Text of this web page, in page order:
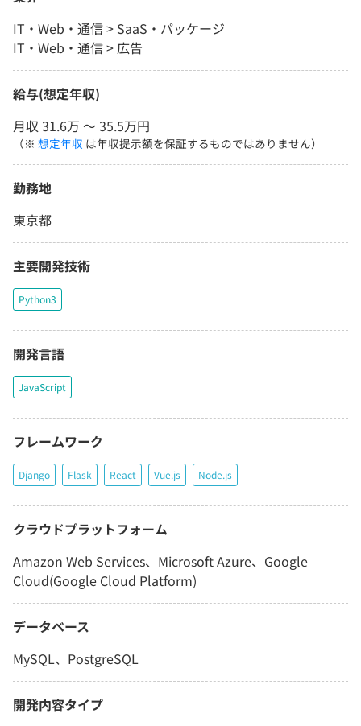
IT・Web・通信 > SaaS・パッケージ
IT・Web・通信 > 広告
給与(想定年収)
月収 31.6万 〜 35.5万円
（※ 想定年収 は年収提示額を保証するものではありません）
勤務地
東京都
主要開発技術
Python3
開発言語
JavaScript
フレームワーク
Django Flask React Vue.js Node.js
クラウドプラットフォーム
Amazon Web Services、Microsoft Azure、Google
Cloud(Google Cloud Platform)
データベース
MySQL、PostgreSQL
開発内容タイプ